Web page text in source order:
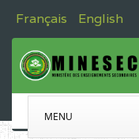
Français English
MENU